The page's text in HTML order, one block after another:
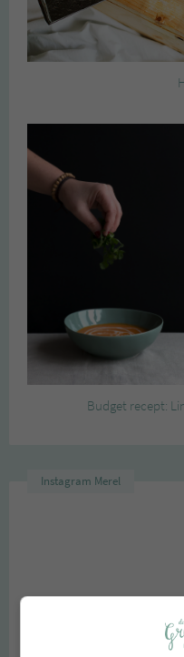
Budget recept:
Instagram Merel